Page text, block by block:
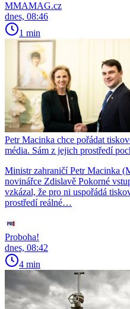
MMAMAG.cz
dnes, 08:46
1 min
Petr Macinka chce pořádat
média. Sám z jejich prostředí
Ministr zahraničí Petr Macinka
novinářce Zdislavě Pokorné
vzkázal, že pro ni uspořádá
prostředí reálné…
Proboha!
dnes, 08:42
4 min